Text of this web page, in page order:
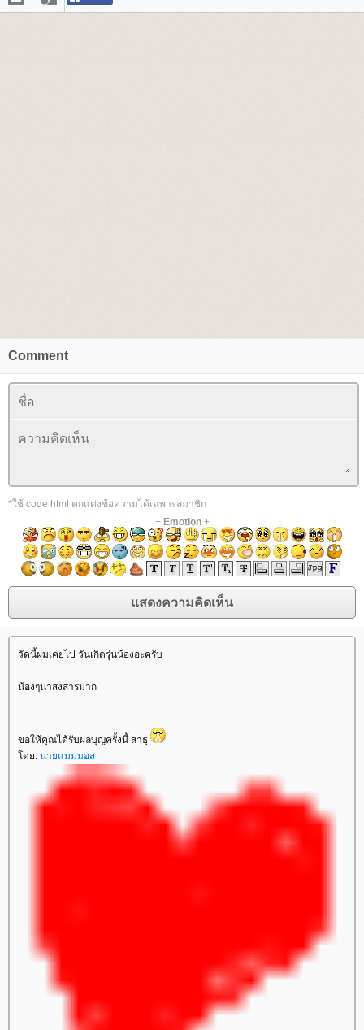
Comment
*ใช้ code html ตกแต่งข้อความได้เฉพาะสมาชิก
+ Emotion+
วัดนี้ผมเคยไป วันเกิดรุ่นน้องอะครับ
น้องๆน่าสงสารมาก
ขอให้คุณได้รับผลบุญครั้งนี้ สาธุ
ดย: นายแมมมอส